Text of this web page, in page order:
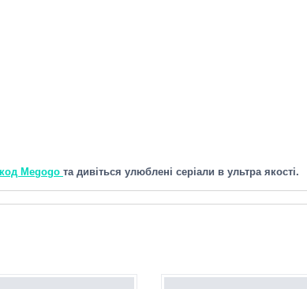
Megogo та дивіться улюблені серіали в ультра якості.